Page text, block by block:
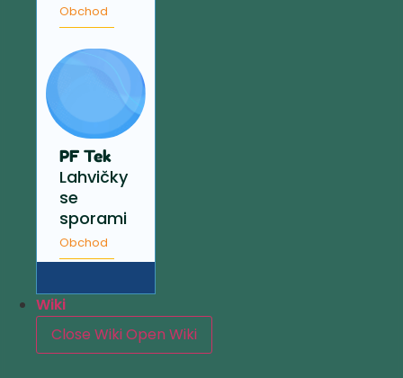
Obchod
PF Tek
Lahvičky
se
sporami
Obchod
Wiki
Close WikiOpen Wiki